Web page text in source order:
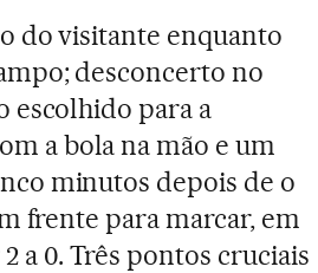
do visitante enquanto
desconcerto no
escolhido para a
a bola na mão e um
minutos depois de o
frente para marcar, em
a 0. Três pontos cruciais